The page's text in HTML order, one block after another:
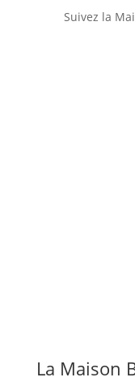
Suivez la
La Maison